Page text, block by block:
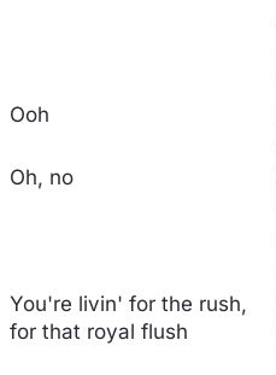
Ooh
Oh, no
You're livin' for the rush,
for that royal flush